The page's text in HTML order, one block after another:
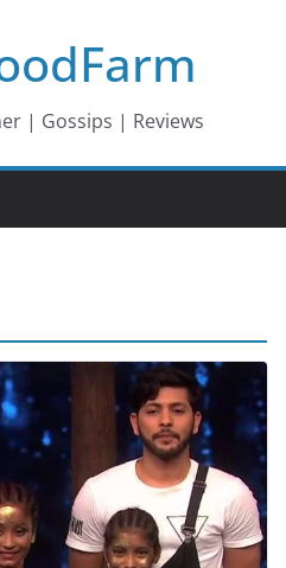
| Gossips | Reviews